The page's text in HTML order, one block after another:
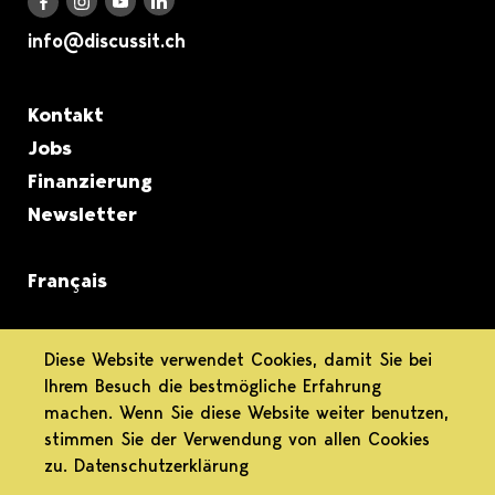
Discuss it auf Facebook
Discuss it auf Instagram
Discuss it auf Youtube
Discuss it auf LinkedIn
info@discussit.ch
Metanavigation
Kontakt
Jobs
Finanzierung
Newsletter
Français
informiert.
differenziert.
engagiert.
Diese Website verwendet Cookies, damit Sie bei
Ihrem Besuch die bestmögliche Erfahrung
machen. Wenn Sie diese Website weiter benutzen,
stimmen Sie der Verwendung von allen Cookies
zu. Datenschutzerklärung